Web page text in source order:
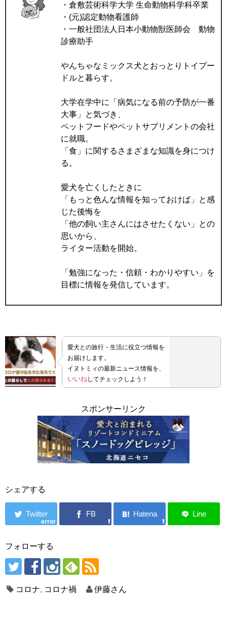
・倉敷芸術科学大学 生命動物科学科卒業
・(元)認定動物看護師
・一般社団法人日本小動物獣医師会 動物
診療助手
やんちゃなミックス犬とおっとりトイプー
ドルと暮らす。
大学在学中に「病気になる前の予防が一番
大事」と気づき、
ペットフードやペットサプリメントの会社
に就職。
「食」に関するさまざまな知識を身につけ
る。
愛犬を亡くしたときに
「もっと色んな情報を知っておけば」と感
じた後悔を
「他の飼い主さんにはさせたくない」との
思いから、
ライター活動を開始。
「勉強になった・信頼・わかりやすい」を
目標に情報を発信しています。
愛犬との旅行・生活に役立つ情報を
お届けします。
イヌトミィの最新ニュース情報を、
いいねしてチェックしよう！
スポンサーリンク
シェアする
error
フォローする
コロナ, コロナ禍 伊藤さん